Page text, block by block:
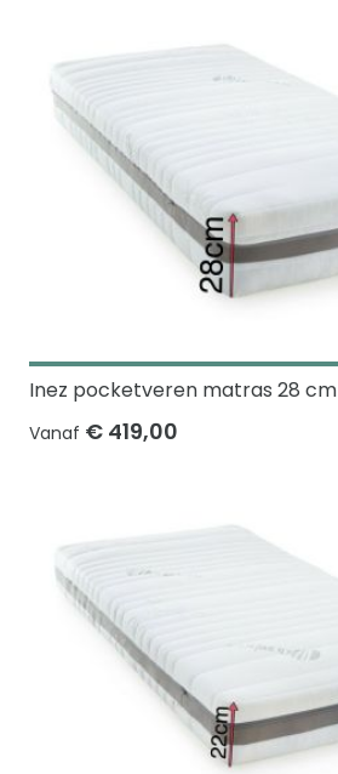
Inez pocketveren matras 28 cm
Vanaf € 419,00